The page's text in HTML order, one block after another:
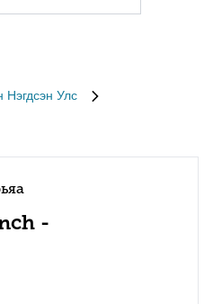
Нэгдсэн Улс
-